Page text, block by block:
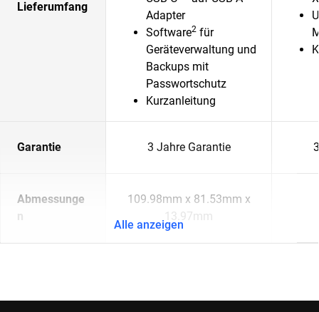
Lieferumfang
Adapter
Software2 für
Geräteverwaltung und
Backups mit
Passwortschutz
Kurzanleitung
Garantie 3 Jahre Garantie
Abmessunge
n
109.98mm x 81.53mm x
13.97mm
Alle anzeigen